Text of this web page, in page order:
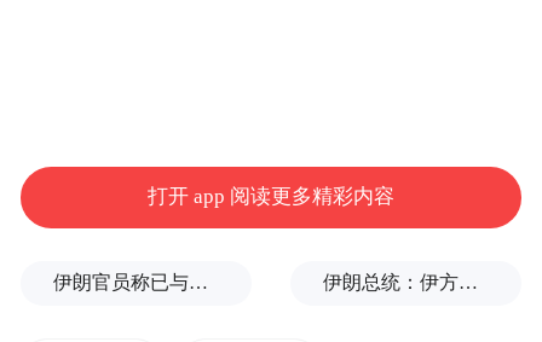
前，这位曾在公司担任首席营销官多年的
Uber高管，刚刚被提拔为总裁兼首席企业事
司内部一个微妙的存在——People and Places
打开 app 阅读更多精彩内容
伊朗官员称已与阿曼就霍尔木兹海峡通行问题明确总体框架 伊朗总统：伊方未在涉谅解备忘录的谈判中作任何让步